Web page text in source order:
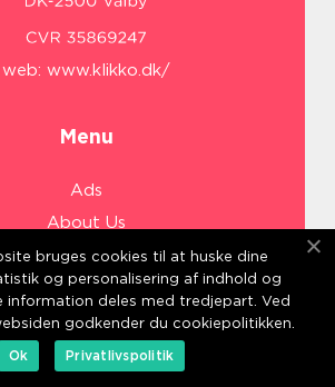
web: www.klikko.dk/
Menu
Ads
About Us
Cookies
Contact
Sitemap
bruges cookies til at huske dine
og personalisering af indhold og
information deles med tredjepart. Ved
godkender du cookiepolitikken.
Ok
Privatlivspolitik